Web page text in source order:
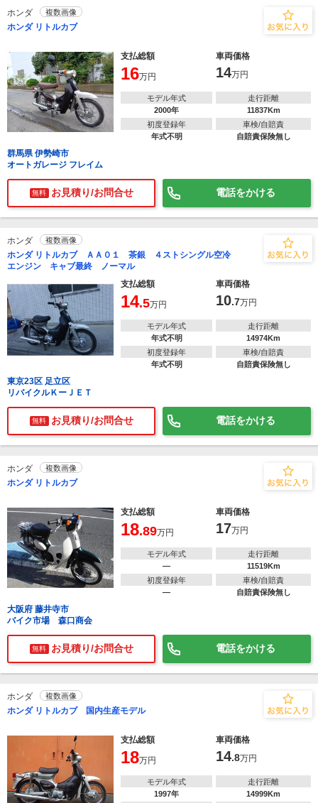
ホンダ 複数画像
ホンダ リトルカブ
支払総額 車両価格
16万円 14万円
モデル年式
2000年
走行距離
11837Km
初度登録年
年式不明
車検/自賠責
自賠責保険無し
群馬県 伊勢崎市
オートガレージ フレイム
無料 お見積り/お問合せ 電話をかける
ホンダ 複数画像
ホンダ リトルカブ ＡＡ０１ 茶銀 ４ストシングル空冷
エンジン キャブ最終 ノーマル
支払総額
車両価格
14.5万円 10.7万円
モデル年式
年式不明
走行距離
14974Km
初度登録年
年式不明
車検/自賠責
自賠責保険無し
東京23区 足立区
リバイクルＫーＪＥＴ
無料 お見積り/お問合せ 電話をかける
ホンダ 複数画像
ホンダ リトルカブ
支払総額 車両価格
18.89万円 17万円
モデル年式
―
走行距離
11519Km
初度登録年
―
車検/自賠責
自賠責保険無し
大阪府 藤井寺市
バイク市場 森口商会
無料 お見積り/お問合せ 電話をかける
ホンダ 複数画像
ホンダ リトルカブ 国内生産モデル
支払総額 車両価格
18万円 14.8万円
モデル年式
1997年
走行距離
14999Km